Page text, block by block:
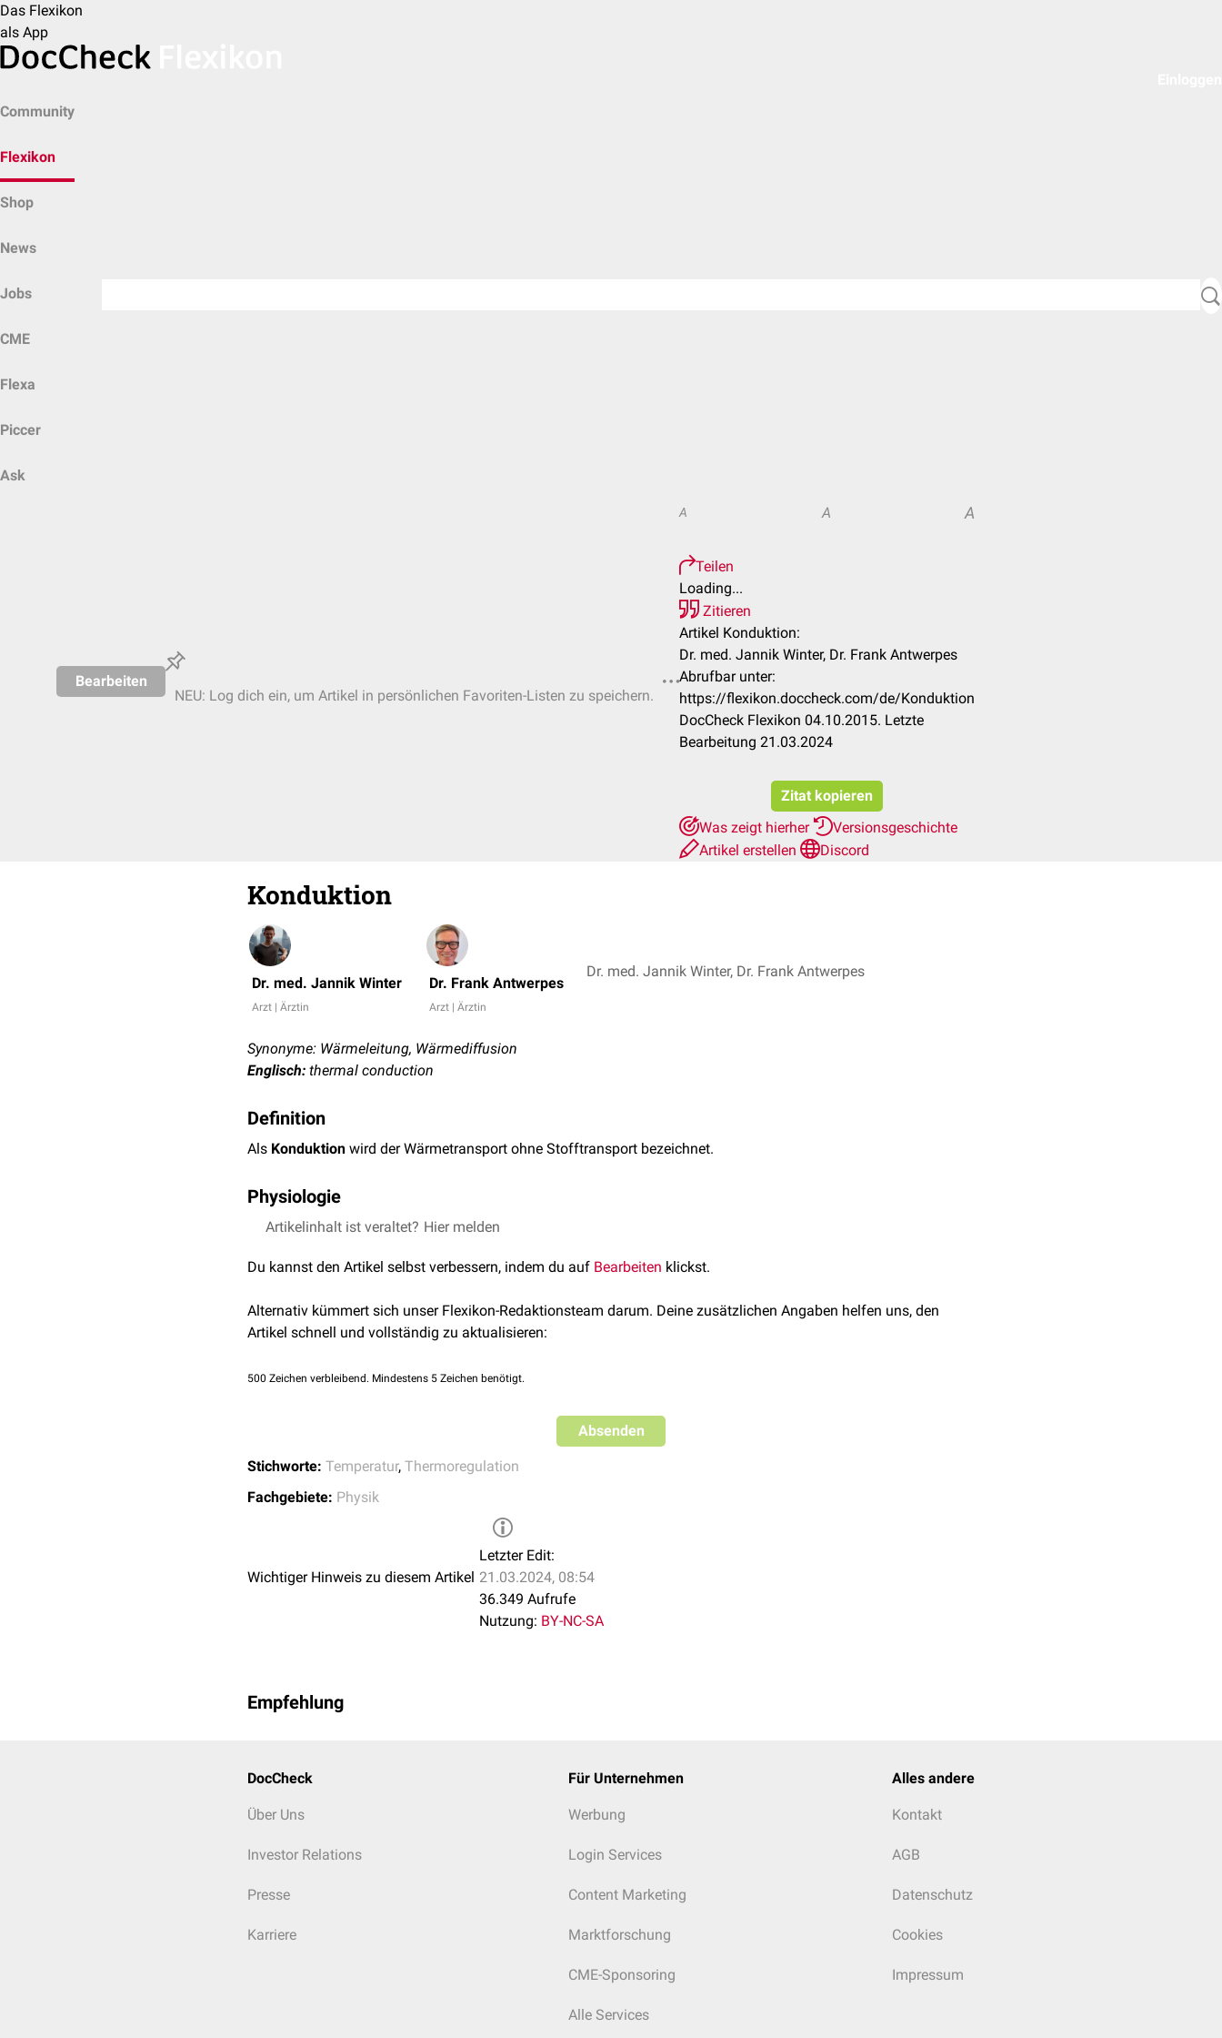
Das Flexikon
als App
Community
Flexikon
Shop
News
Jobs
CME
Flexa
Piccer
Ask
Bearbeiten
NEU: Log dich ein, um Artikel in persönlichen Favoriten-Listen zu speichern.
A A A
Teilen
Loading...
Zitieren
Artikel Konduktion:
Dr. med. Jannik Winter, Dr. Frank Antwerpes
Abrufbar unter:
https://flexikon.doccheck.com/de/Konduktion
DocCheck Flexikon 04.10.2015. Letzte
Bearbeitung 21.03.2024
Zitat kopieren
Was zeigt hierher
Versionsgeschichte
Artikel erstellen
Discord
Konduktion
Dr. med. Jannik Winter
Arzt | Ärztin
Dr. Frank Antwerpes
Arzt | Ärztin
Dr. med. Jannik Winter, Dr. Frank Antwerpes
Synonyme: Wärmeleitung, Wärmediffusion
Englisch: thermal conduction
Definition
Als Konduktion wird der Wärmetransport ohne Stofftransport bezeichnet.
Physiologie
Im menschlichen Körper wird dieWärme
hängt von der Wärmeleitfähigkeitdes jeweiligen Materials und von der Temperaturdifferenz zwischen der
Artikelinhalt ist veraltet? Hier melden
Du kannst den Artikel selbst verbessern, indem du auf Bearbeiten klickst.
Alternativ kümmert sich unser Flexikon-Redaktionsteam darum. Deine zusätzlichen Angaben helfen uns, den
Artikel schnell und vollständig zu aktualisieren:
500 Zeichen verbleibend. Mindestens 5 Zeichen benötigt.
Absenden
Stichworte: Temperatur, Thermoregulation
Fachgebiete: Physik
Wichtiger Hinweis zu diesem Artikel
Letzter Edit:
21.03.2024, 08:54
36.349 Aufrufe
Nutzung: BY-NC-SA
Empfehlung
DocCheck
Über Uns
Investor Relations
Presse
Karriere
Für Unternehmen
Werbung
Login Services
Content Marketing
Marktforschung
CME-Sponsoring
Alle Services
Alles andere
Kontakt
AGB
Datenschutz
Cookies
Impressum